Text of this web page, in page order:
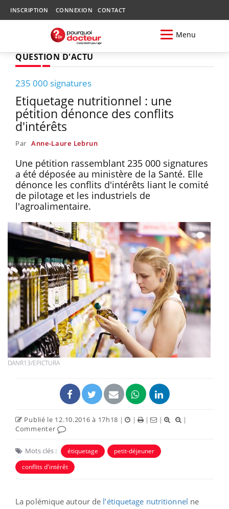
INSCRIPTION CONNEXION CONTACT
Menu
QUESTION D'ACTU
235 000 signatures
Etiquetage nutritionnel : une
pétition dénonce des conflits
d'intérêts
Par Anne-Laure Lebrun
Une pétition rassemblant 235 000 signatures
a été déposée au ministère de la Santé. Elle
dénonce les conflits d'intérêts liant le comité
de pilotage et les industriels de
l'agroalimentaire.
DANR13/EPICTURA
Publié le 12.10.2016 à 17h18 | | | |
|
Commenter
Mots clés : étiquetage
petit-déjeuner
conflits d'intérêt
La polémique autour de l’étiquetage nutritionnel ne